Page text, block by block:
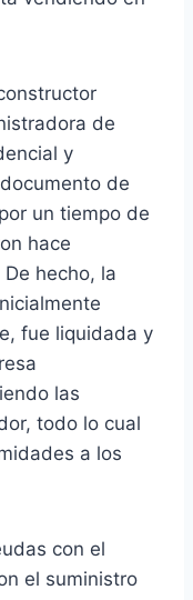
de
y
de
un tiempo de
hace
hecho, la
fue liquidada y
las
todo lo cual
a los
con el
el suministro